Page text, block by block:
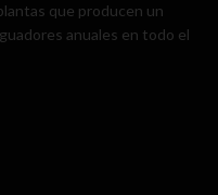
que producen un
anuales en todo el